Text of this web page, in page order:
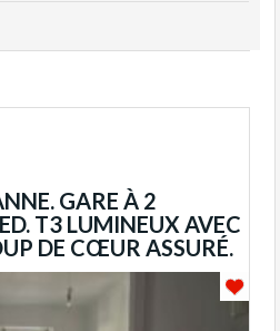
GARE À 2
T3 LUMINEUX AVEC
DE CŒUR ASSURÉ.